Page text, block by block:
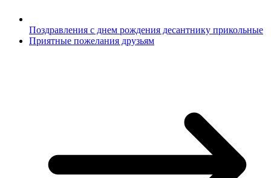
Поздравления с днем рождения десантнику прикольные
Приятные пожелания друзьям